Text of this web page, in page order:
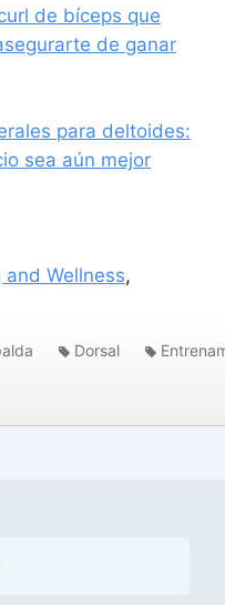
de bíceps que
de ganar
para deltoides:
sea aún mejor
and Wellness,
Dorsal